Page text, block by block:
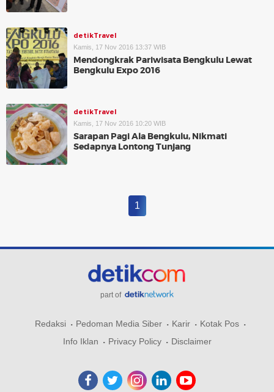
detikTravel
Kamis, 17 Nov 2016 13:37 WIB
Mendongkrak Pariwisata Bengkulu Lewat
Bengkulu Expo 2016
detikTravel
Kamis, 17 Nov 2016 10:20 WIB
Sarapan Pagi Ala Bengkulu, Nikmati
Sedapnya Lontong Tunjang
1
part of
Redaksi Pedoman Media Siber Karir
Kotak Pos
Info Iklan
Privacy Policy Disclaimer